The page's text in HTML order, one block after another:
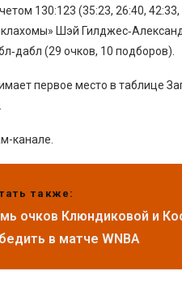
130:123 (35:23, 26:40,
Шэй
(29 очков, 10 подборов).
первое место в таблице
канале.
также:
очков Клюндиковой и
в матче WNBA